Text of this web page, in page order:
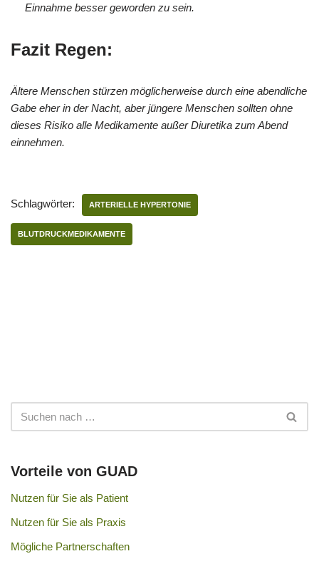
Einnahme besser geworden zu sein.
Fazit Regen:
Ältere Menschen stürzen möglicherweise durch eine abendliche
Gabe eher in der Nacht, aber jüngere Menschen sollten ohne
dieses Risiko alle Medikamente außer Diuretika zum Abend
einnehmen.
Schlagwörter: ARTERIELLE HYPERTONIE
BLUTDRUCKMEDIKAMENTE
Vorteile von GUAD
Nutzen für Sie als Patient
Nutzen für Sie als Praxis
Mögliche Partnerschaften